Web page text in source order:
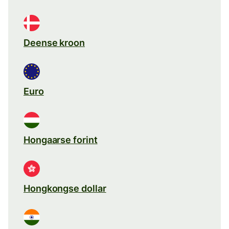
Deense kroon
Euro
Hongaarse forint
Hongkongse dollar